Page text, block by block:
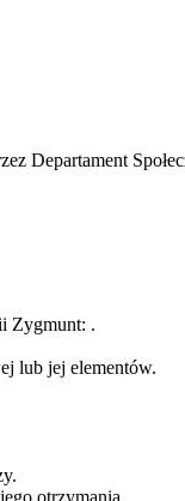
Departament
Zygmunt: .
lub jej elementów.
otrzymania.